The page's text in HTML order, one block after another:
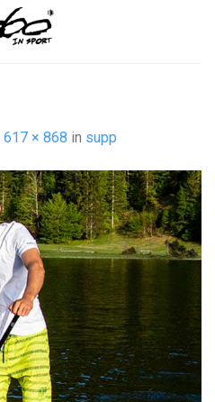
617 × 868 in supp